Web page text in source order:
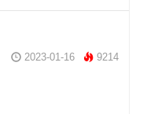
2023-01-16 9214